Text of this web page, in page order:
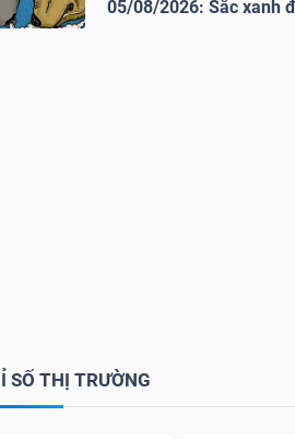
05/08/2026: Sắc xanh
SỐ THỊ TRƯỜNG